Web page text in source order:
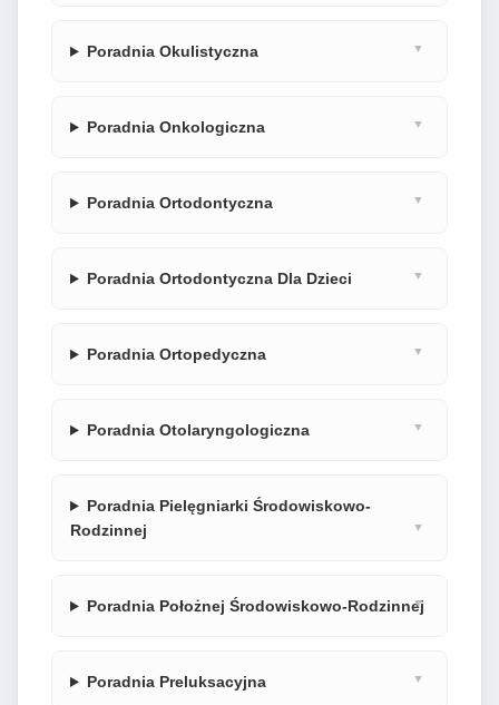
Poradnia Okulistyczna
Poradnia Onkologiczna
Poradnia Ortodontyczna
Poradnia Ortodontyczna Dla Dzieci
Poradnia Ortopedyczna
Poradnia Otolaryngologiczna
Poradnia Pielęgniarki Środowiskowo-
Rodzinnej
Poradnia Położnej Środowiskowo-Rodzinnej
Poradnia Preluksacyjna